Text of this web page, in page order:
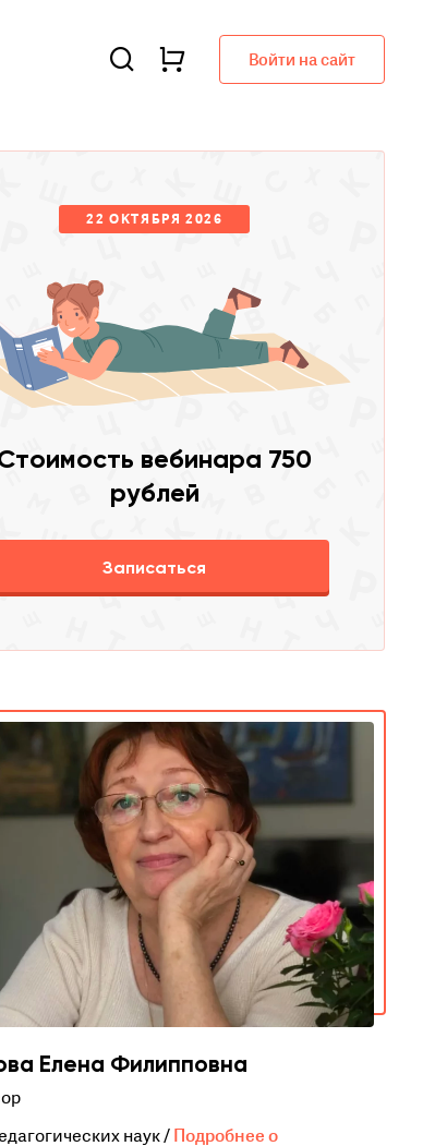
Войти на сайт
22 ОКТЯБРЯ 2026
вебинара 750
рублей
Записаться
Елена Филипповна
наук /Подробнее о